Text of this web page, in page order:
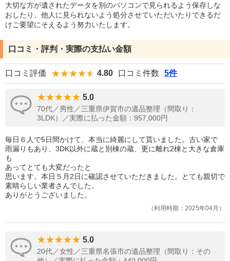
大切な方が遺されたデータを別のパソコンで見られるよう保存しな
おしたり、他人に見られないよう処分させていただいたりできるだ
けご要望にそえるよう努力いたします。
口コミ・評判・実際の支払い金額
口コミ評価 4.80 口コミ件数 5件
5.0
70代／男性／三重県伊賀市の遺品整理（間取り：
3LDK）／実際に払った金額：957,000円
毎日６人で5日間かけて、本当に綺麗にして貰いました。古い家で
雨漏りもあり、3DK以外に蔵と別棟の蔵、更に離れ2棟と大きな倉庫
も
あってとても大変だったと
思います。本日５月2日に確認させていただきました。とても親切で
素晴らしい業者さんでした。
ありがとうございました。
利用時期：2025年04月
5.0
20代／女性／三重県名張市の遺品整理（間取り：その